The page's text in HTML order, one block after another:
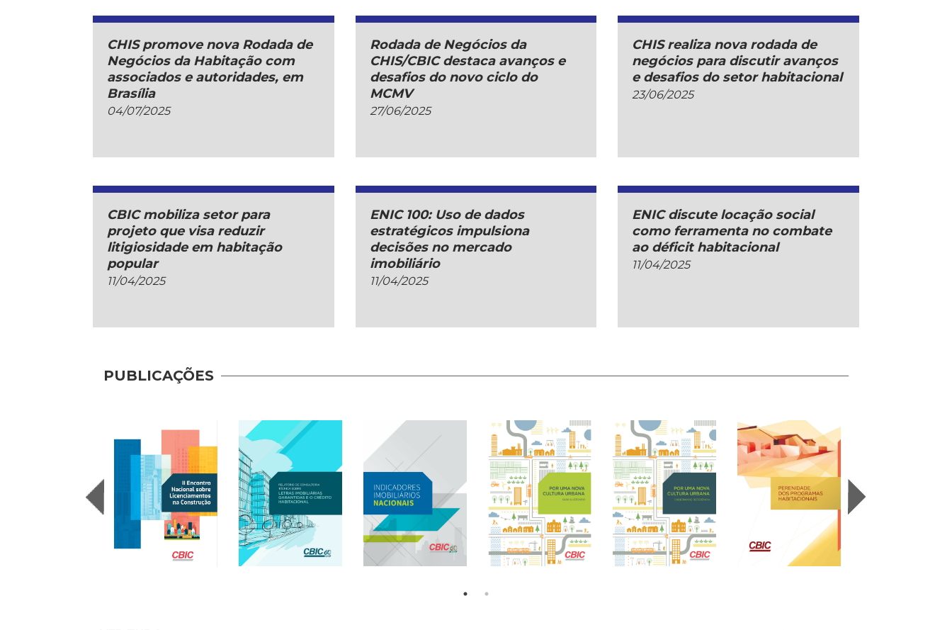
CHIS promove nova Rodada de
Negócios da Habitação com
associados e autoridades, em
Brasília
04/07/2025
Rodada de Negócios da
CHIS/CBIC destaca avanços e
desafios do novo ciclo do
MCMV
27/06/2025
CHIS realiza nova rodada de
negócios para discutir avanços
e desafios do setor habitacional
23/06/2025
CBIC mobiliza setor para
projeto que visa reduzir
litigiosidade em habitação
popular
11/04/2025
ENIC 100: Uso de dados
estratégicos impulsiona
decisões no mercado
imobiliário
11/04/2025
ENIC discute locação social
como ferramenta no combate
ao déficit habitacional
11/04/2025
PUBLICAÇÕES